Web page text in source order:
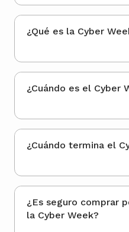
¿Qué es la Cyber
¿Cuándo es el Cyber
¿Cuándo termina el
¿Es seguro comprar
la Cyber Week?